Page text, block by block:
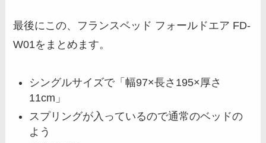
最後にこの、フランスベッド フォールドエア FD-
W01をまとめます。
シングルサイズで「幅97×長さ195×厚さ
11cm」
スプリングが入っているので通常のベッドの
よう